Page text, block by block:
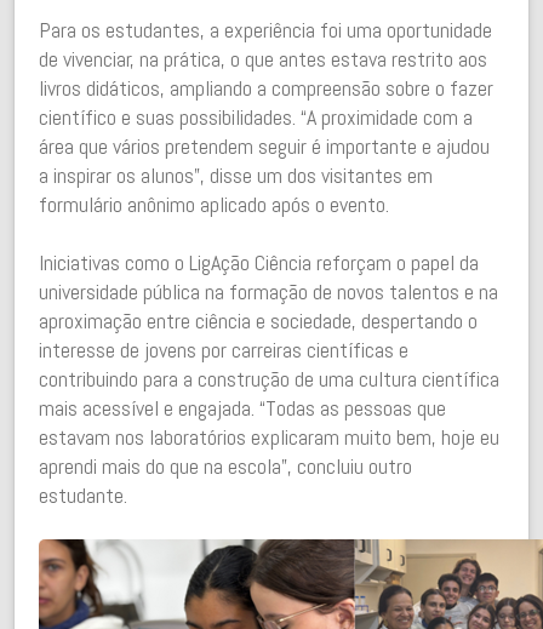
Para os estudantes, a experiência foi uma oportunidade
de vivenciar, na prática, o que antes estava restrito aos
livros didáticos, ampliando a compreensão sobre o fazer
científico e suas possibilidades. “A proximidade com a
área que vários pretendem seguir é importante e ajudou
a inspirar os alunos”, disse um dos visitantes em
formulário anônimo aplicado após o evento.
Iniciativas como o LigAção Ciência reforçam o papel da
universidade pública na formação de novos talentos e na
aproximação entre ciência e sociedade, despertando o
interesse de jovens por carreiras científicas e
contribuindo para a construção de uma cultura científica
mais acessível e engajada. “Todas as pessoas que
estavam nos laboratórios explicaram muito bem, hoje eu
aprendi mais do que na escola”, concluiu outro
estudante.